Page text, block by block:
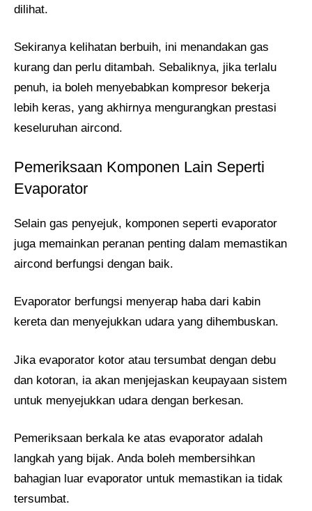
dilihat.
Sekiranya kelihatan berbuih, ini menandakan gas
kurang dan perlu ditambah. Sebaliknya, jika terlalu
penuh, ia boleh menyebabkan kompresor bekerja
lebih keras, yang akhirnya mengurangkan prestasi
keseluruhan aircond.
Pemeriksaan Komponen Lain Seperti
Evaporator
Selain gas penyejuk, komponen seperti evaporator
juga memainkan peranan penting dalam memastikan
aircond berfungsi dengan baik.
Evaporator berfungsi menyerap haba dari kabin
kereta dan menyejukkan udara yang dihembuskan.
Jika evaporator kotor atau tersumbat dengan debu
dan kotoran, ia akan menjejaskan keupayaan sistem
untuk menyejukkan udara dengan berkesan.
Pemeriksaan berkala ke atas evaporator adalah
langkah yang bijak. Anda boleh membersihkan
bahagian luar evaporator untuk memastikan ia tidak
tersumbat.